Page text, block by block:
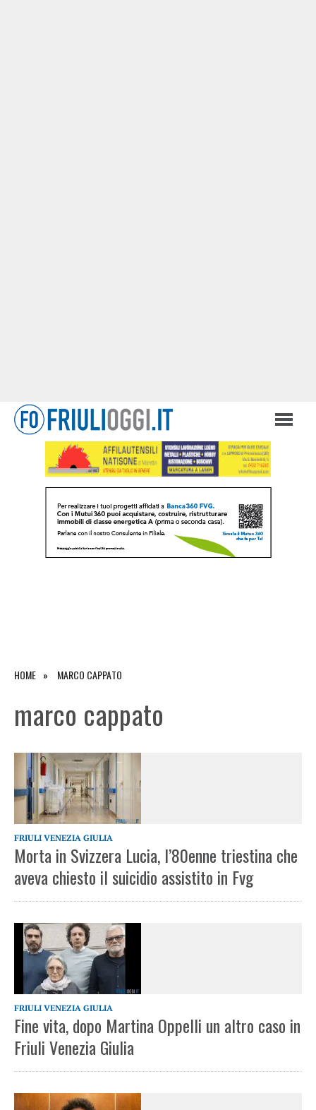
HOME MARCO CAPPATO
marco cappato
FRIULI VENEZIA GIULIA
Morta in Svizzera Lucia, l’80enne triestina che
aveva chiesto il suicidio assistito in Fvg
FRIULI VENEZIA GIULIA
Fine vita, dopo Martina Oppelli un altro caso in
Friuli Venezia Giulia